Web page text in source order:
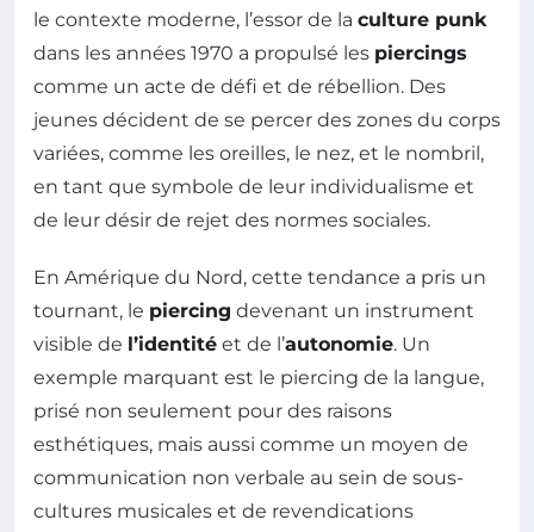
le contexte moderne, l’essor de la culture punk
dans les années 1970 a propulsé les piercings
comme un acte de défi et de rébellion. Des
jeunes décident de se percer des zones du corps
variées, comme les oreilles, le nez, et le nombril,
en tant que symbole de leur individualisme et
de leur désir de rejet des normes sociales.
En Amérique du Nord, cette tendance a pris un
tournant, le piercing devenant un instrument
visible de l’identité et de l’autonomie. Un
exemple marquant est le piercing de la langue,
prisé non seulement pour des raisons
esthétiques, mais aussi comme un moyen de
communication non verbale au sein de sous-
cultures musicales et de revendications